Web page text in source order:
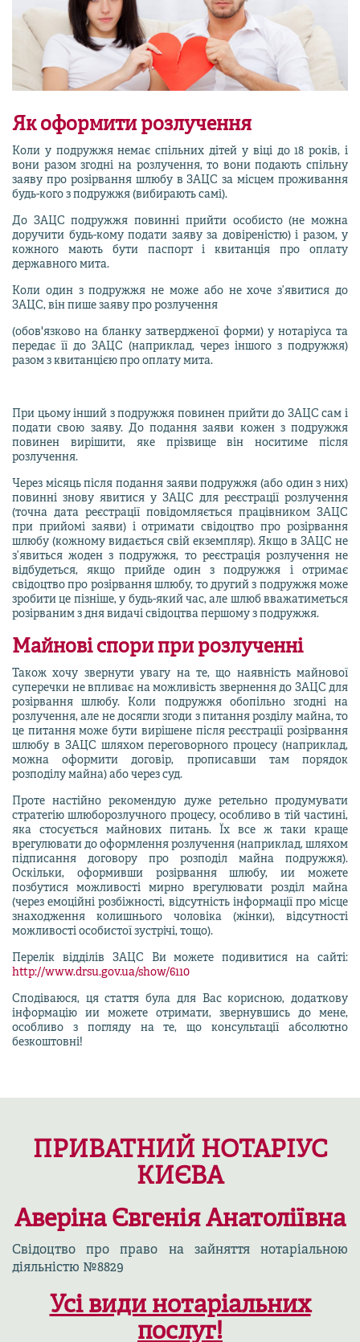
Як оформити розлучення
Коли у подружжя немає спільних дітей у віці до 18 років, і
вони разом згодні на розлучення, то вони подають спільну
заяву про розірвання шлюбу в ЗАЦС за місцем проживання
будь-кого з подружжя (вибирають самі).
До ЗАЦС подружжя повинні прийти особисто (не можна
доручити будь-кому подати заяву за довіреністю) і разом, у
кожного мають бути паспорт і квитанція про оплату
державного мита.
Коли один з подружжя не може або не хоче з’явитися до
ЗАЦС, він пише заяву про розлучення
(обов'язково на бланку затвердженої форми) у нотаріуса та
передає її до ЗАЦС (наприклад, через іншого з подружжя)
разом з квитанцією про оплату мита.
При цьому інший з подружжя повинен прийти до ЗАЦС сам і
подати свою заяву. До подання заяви кожен з подружжя
повинен вирішити, яке прізвище він носитиме після
розлучення.
Через місяць після подання заяви подружжя (або один з них)
повинні знову явитися у ЗАЦС для реєстрації розлучення
(точна дата реєстрації повідомляється працівником ЗАЦС
при прийомі заяви) і отримати свідоцтво про розірвання
шлюбу (кожному видається свій екземпляр). Якщо в ЗАЦС не
з’явиться жоден з подружжя, то реєстрація розлучення не
відбудеться, якщо прийде один з подружжя і отримає
свідоцтво про розірвання шлюбу, то другий з подружжя може
зробити це пізніше, у будь-який час, але шлюб вважатиметься
розірваним з дня видачі свідоцтва першому з подружжя.
Майнові спори при розлученні
Також хочу звернути увагу на те, що наявність майнової
суперечки не впливає на можливість звернення до ЗАЦС для
розірвання шлюбу. Коли подружжя обопільно згодні на
розлучення, але не досягли згоди з питання розділу майна, то
це питання може бути вирішене після реєстрації розірвання
шлюбу в ЗАЦС шляхом переговорного процесу (наприклад,
можна оформити договір, прописавши там порядок
розподілу майна) або через суд.
Проте настійно рекомендую дуже ретельно продумувати
стратегію шлюборозлучного процесу, особливо в тій частині,
яка стосується майнових питань. Їх все ж таки краще
врегулювати до оформлення розлучення (наприклад, шляхом
підписання договору про розподіл майна подружжя).
Оскільки, оформивши розірвання шлюбу, ии можете
позбутися можливості мирно врегулювати розділ майна
(через емоційні розбіжності, відсутність інформації про місце
знаходження колишнього чоловіка (жінки), відсутності
можливості особистої зустрічі, тощо).
Перелік відділів ЗАЦС Ви можете подивитися на сайті:
http://www.drsu.gov.ua/show/6110
Сподіваюся, ця стаття була для Вас корисною, додаткову
інформацію ии можете отримати, звернувшись до мене,
особливо з погляду на те, що консультації абсолютно
безкоштовні!
ПРИВАТНИЙ НОТАРІУС
КИЄВА
Аверіна Євгенія Анатоліївна
Свідоцтво про право на зайняття нотаріальною
діяльністю №8829
Усі види нотаріальних
послуг!